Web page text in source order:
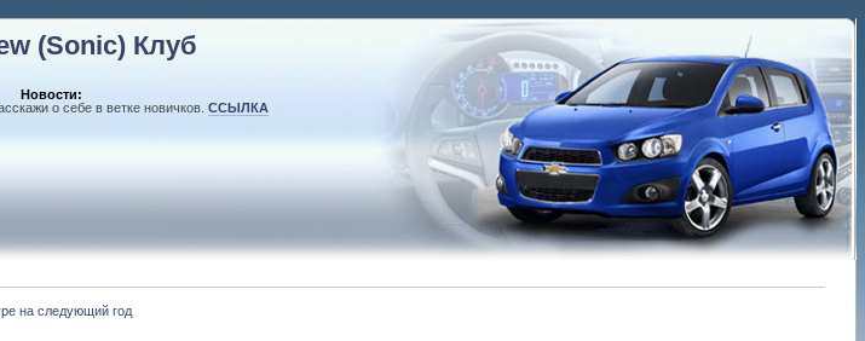
(Sonic) Клуб
Новости:
о себе в ветке новичков.ССЫЛКА
на следующий год